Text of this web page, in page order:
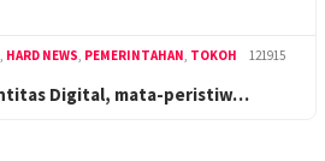
, HARD NEWS, PEMERINTAHAN, TOKOH
121915
Digital, mata-peristiw…